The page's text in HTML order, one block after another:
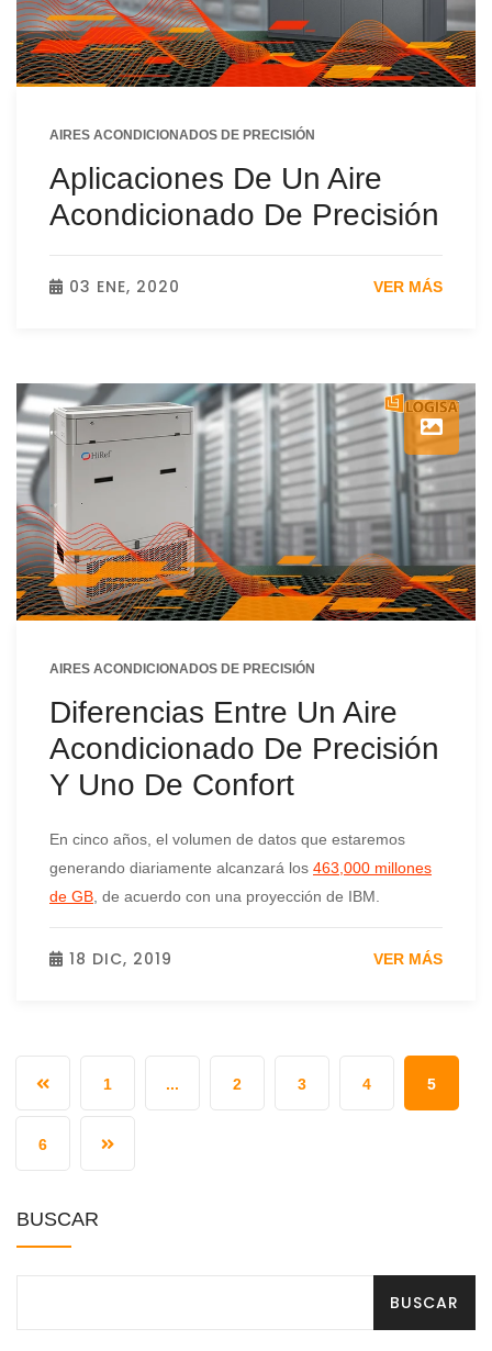
AIRES ACONDICIONADOS DE PRECISIÓN
Aplicaciones De Un Aire
Acondicionado De Precisión
03 ENE, 2020 VER MÁS
AIRES ACONDICIONADOS DE PRECISIÓN
Diferencias Entre Un Aire
Acondicionado De Precisión
Y Uno De Confort
En cinco años, el volumen de datos que estaremos
generando diariamente alcanzará los 463,000 millones
de GB, de acuerdo con una proyección de IBM.
18 DIC, 2019 VER MÁS
1 ... 2 3 4 5
6
BUSCAR
BUSCAR